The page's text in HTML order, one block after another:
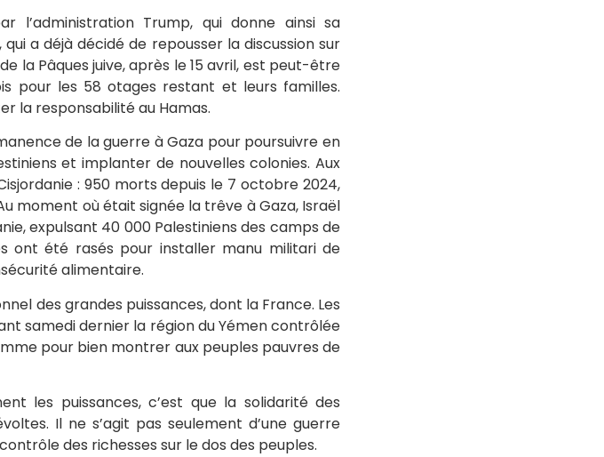
l’administration Trump, qui donne ainsi sa
a déjà décidé de repousser la discussion sur
la Pâques juive, après le 15 avril, est peut-être
pour les 58 otages restant et leurs familles.
la responsabilité au Hamas.
de la guerre à Gaza pour poursuivre en
et implanter de nouvelles colonies. Aux
: 950 morts depuis le 7 octobre 2024,
moment où était signée la trêve à Gaza, Israël
expulsant 40 000 Palestiniens des camps de
ont été rasés pour installer manu militari de
alimentaire.
des grandes puissances, dont la France. Les
samedi dernier la région du Yémen contrôlée
pour bien montrer aux peuples pauvres de
les puissances, c’est que la solidarité des
Il ne s’agit pas seulement d’une guerre
des richesses sur le dos des peuples.